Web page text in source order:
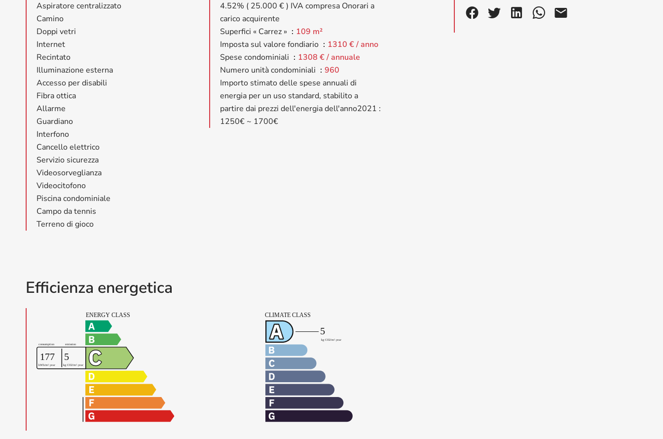
Aspiratore centralizzato
Camino
Doppi vetri
Internet
Recintato
Illuminazione esterna
Accesso per disabili
Fibra ottica
Allarme
Guardiano
Interfono
Cancello elettrico
Servizio sicurezza
Videosorveglianza
Videocitofono
Piscina condominiale
Campo da tennis
Terreno di gioco
4.52% ( 25.000 € ) IVA compresa Onorari a
carico acquirente
Superfici « Carrez »
109 m²
Imposta sul valore fondiario
1310 € / anno
Spese condominiali
1308 € / annuale
Numero unità condominiali
960
Importo stimato delle spese annuali di
energia per un uso standard, stabilito a
partire dai prezzi dell'energia dell'anno2021 :
1250€ ~ 1700€
Efficienza energetica